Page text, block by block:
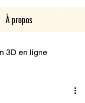
À propos
3D en ligne